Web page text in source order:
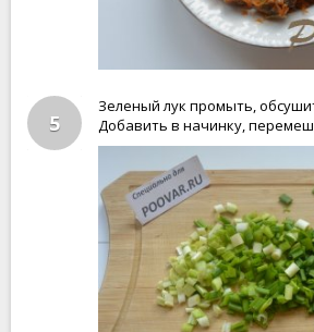
5
Зеленый лук промыть,
Добавить в начинку,